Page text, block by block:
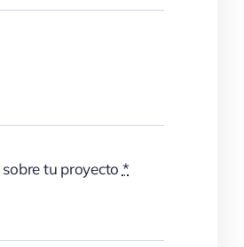
tu proyecto *